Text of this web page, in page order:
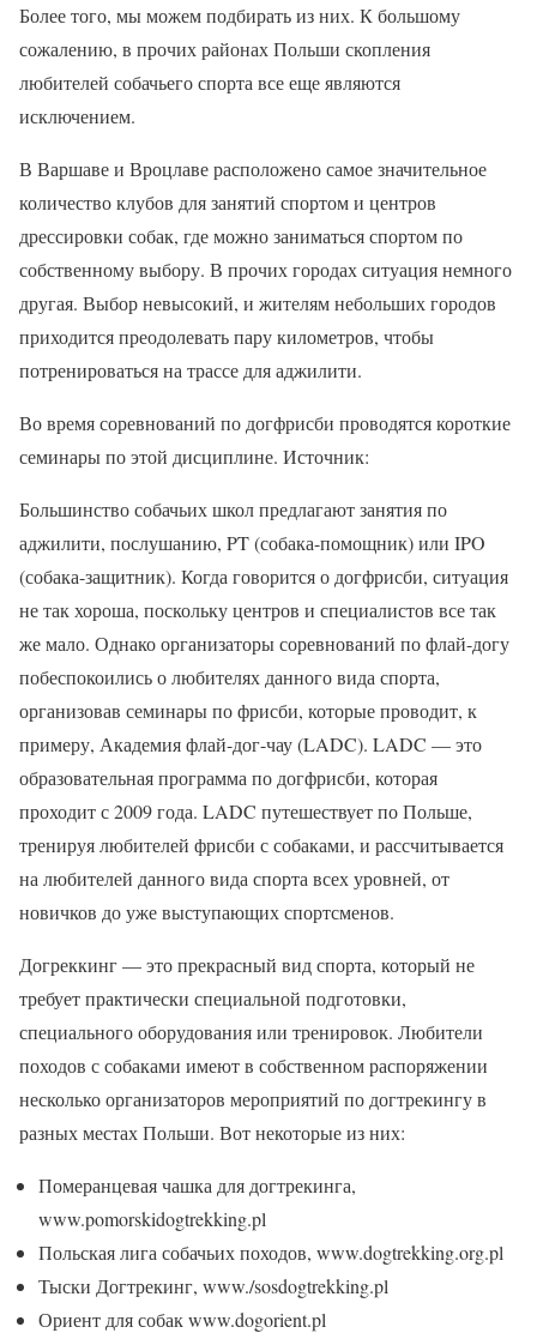
Более того, мы можем подбирать из них. К большому
сожалению, в прочих районах Польши скопления
любителей собачьего спорта все еще являются
исключением.
В Варшаве и Вроцлаве расположено самое значительное
количество клубов для занятий спортом и центров
дрессировки собак, где можно заниматься спортом по
собственному выбору. В прочих городах ситуация немного
другая. Выбор невысокий, и жителям небольших городов
приходится преодолевать пару километров, чтобы
потренироваться на трассе для аджилити.
Во время соревнований по догфрисби проводятся короткие
семинары по этой дисциплине. Источник:
Большинство собачьих школ предлагают занятия по
аджилити, послушанию, PT (собака-помощник) или IPO
(собака-защитник). Когда говорится о догфрисби, ситуация
не так хороша, поскольку центров и специалистов все так
же мало. Однако организаторы соревнований по флай-догу
побеспокоились о любителях данного вида спорта,
организовав семинары по фрисби, которые проводит, к
примеру, Академия флай-дог-чау (LADC). LADC — это
образовательная программа по догфрисби, которая
проходит с 2009 года. LADC путешествует по Польше,
тренируя любителей фрисби с собаками, и рассчитывается
на любителей данного вида спорта всех уровней, от
новичков до уже выступающих спортсменов.
Догреккинг — это прекрасный вид спорта, который не
требует практически специальной подготовки,
специального оборудования или тренировок. Любители
походов с собаками имеют в собственном распоряжении
несколько организаторов мероприятий по догтрекингу в
разных местах Польши. Вот некоторые из них:
Померанцевая чашка для догтрекинга,
www.pomorskidogtrekking.pl
Польская лига собачьих походов, www.dogtrekking.org.pl
Тыски Догтрекинг, www./sosdogtrekking.pl
Ориент для собак www.dogorient.pl